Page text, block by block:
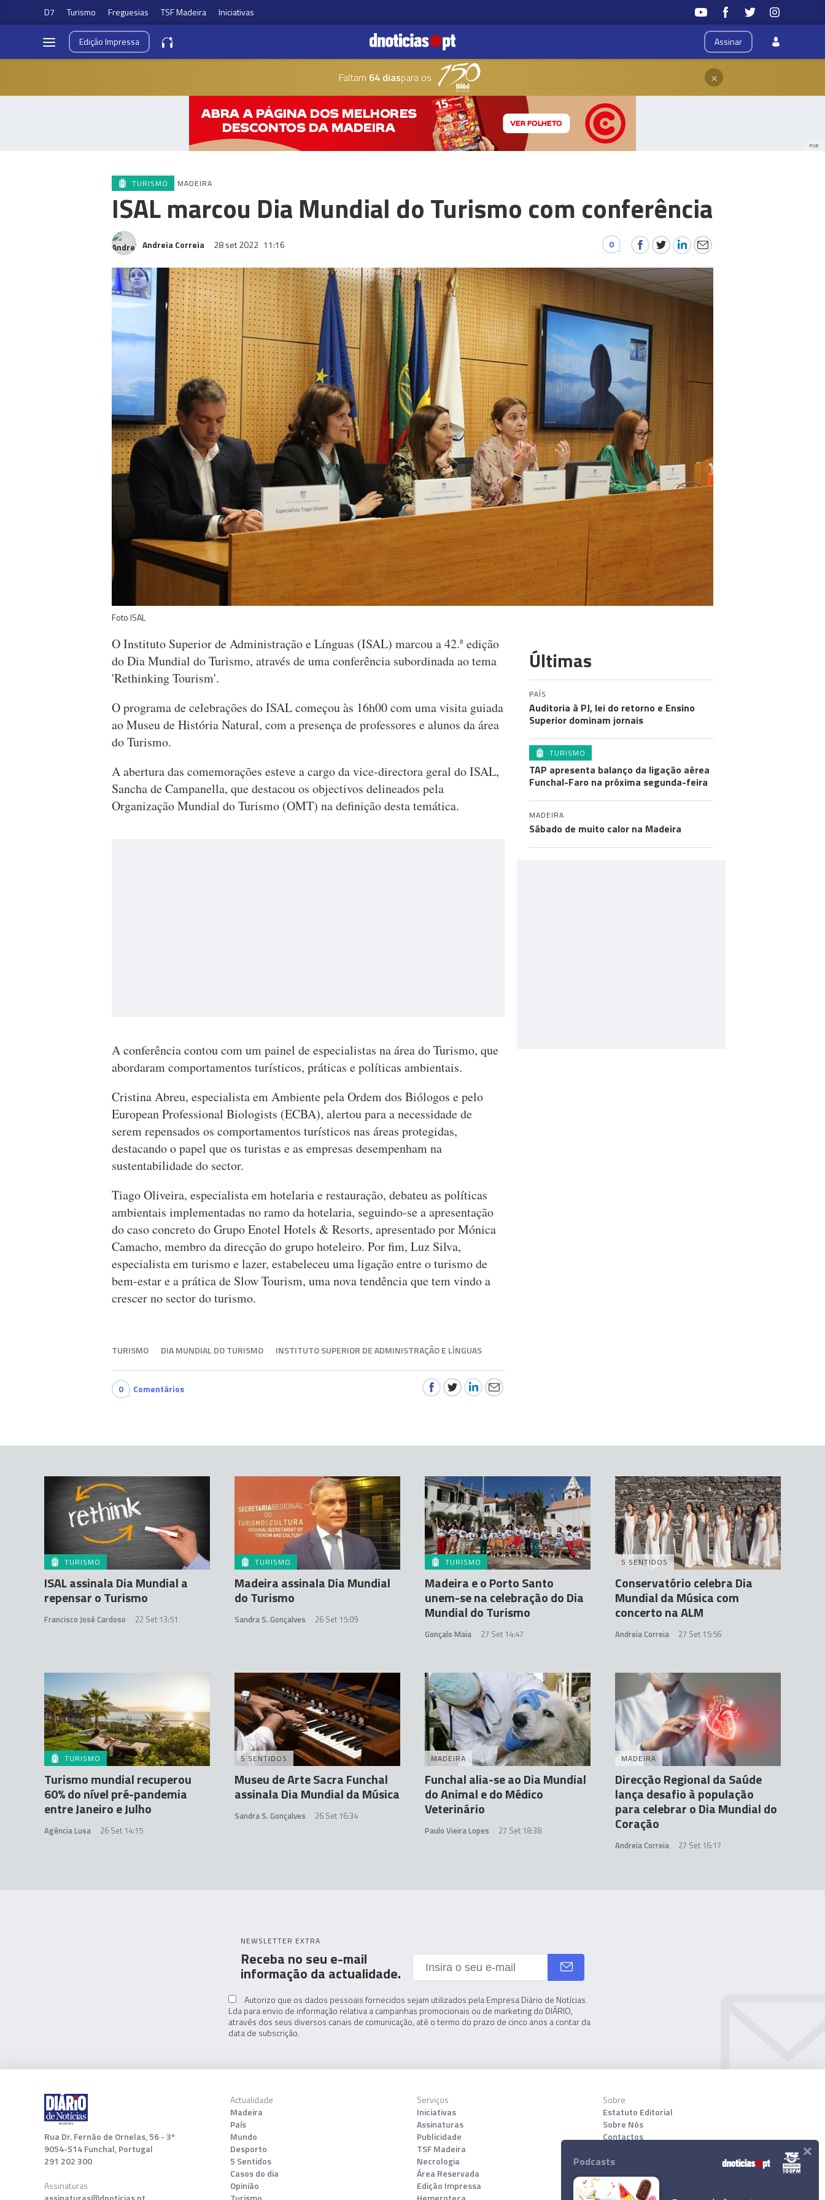
D7 Turismo Freguesias TSF Madeira Iniciativas
Assinar
EdiçãoImpressa
Faltam 64 diaspara os ×
PUB
TURISMO MADEIRA
ISAL marcou Dia Mundial do Turismo com conferência
Andreia Correia 28 set 2022 11:16 0
Foto ISAL
O Instituto Superior de Administração e Línguas (ISAL) marcou a 42.ª edição
do Dia Mundial do Turismo, através de uma conferência subordinada ao tema
'Rethinking Tourism'.
O programa de celebrações do ISAL começou às 16h00 com uma visita guiada
ao Museu de História Natural, com a presença de professores e alunos da área
do Turismo.
A abertura das comemorações esteve a cargo da vice-directora geral do ISAL,
Sancha de Campanella, que destacou os objectivos delineados pela
Organização Mundial do Turismo (OMT) na definição desta temática.
A conferência contou com um painel de especialistas na área do Turismo, que
abordaram comportamentos turísticos, práticas e políticas ambientais.
Cristina Abreu, especialista em Ambiente pela Ordem dos Biólogos e pelo
European Professional Biologists (ECBA), alertou para a necessidade de
serem repensados os comportamentos turísticos nas áreas protegidas,
destacando o papel que os turistas e as empresas desempenham na
sustentabilidade do sector.
Tiago Oliveira, especialista em hotelaria e restauração, debateu as políticas
ambientais implementadas no ramo da hotelaria, seguindo-se a apresentação
do caso concreto do Grupo Enotel Hotels & Resorts, apresentado por Mónica
Camacho, membro da direcção do grupo hoteleiro. Por fim, Luz Silva,
especialista em turismo e lazer, estabeleceu uma ligação entre o turismo de
bem-estar e a prática de Slow Tourism, uma nova tendência que tem vindo a
crescer no sector do turismo.
TURISMO DIA MUNDIAL DO TURISMO INSTITUTO SUPERIOR DE ADMINISTRAÇÃO E LÍNGUAS
0 Comentários
Últimas
PAÍS
Auditoria à PJ, lei do retorno e Ensino
Superior dominam jornais
TURISMO
TAP apresenta balanço da ligação aérea
Funchal-Faro na próxima segunda-feira
MADEIRA
Sábado de muito calor na Madeira
TURISMO
ISAL assinala Dia Mundial a
repensar o Turismo
Francisco José Cardoso 22 Set 13:51
TURISMO
Madeira assinala Dia Mundial
do Turismo
Sandra S. Gonçalves 26 Set 15:09
TURISMO
Madeira e o Porto Santo
unem-se na celebração do Dia
Mundial do Turismo
Gonçalo Maia 27 Set 14:47
5 SENTIDOS
Conservatório celebra Dia
Mundial da Música com
concerto na ALM
Andreia Correia 27 Set 15:56
TURISMO
Turismo mundial recuperou
60% do nível pré-pandemia
entre Janeiro e Julho
Agência Lusa 26 Set 14:15
5 SENTIDOS
Museu de Arte Sacra Funchal
assinala Dia Mundial da Música
Sandra S. Gonçalves 26 Set 16:34
MADEIRA
Funchal alia-se ao Dia Mundial
do Animal e do Médico
Veterinário
Paulo Vieira Lopes 27 Set 18:38
MADEIRA
Direcção Regional da Saúde
lança desafio à população
para celebrar o Dia Mundial do
Coração
Andreia Correia 27 Set 16:17
NEWSLETTER EXTRA
Receba no seu e-mail
informação da actualidade.
Autorizo que os dados pessoais fornecidos sejam utilizados pela Empresa Diário de Notícias.
Lda para envio de informação relativa a campanhas promocionais ou de marketing do DIÁRIO,
através dos seus diversos canais de comunicação, até o termo do prazo de cinco anos a contar da
data de subscrição.
Rua Dr. Fernão de Ornelas, 56 - 3º
9054-514 Funchal, Portugal
291 202 300
Assinaturas
Actualidade
Madeira
País
Mundo
Desporto
5 Sentidos
Casos do dia
Opinião
Serviços
Iniciativas
Assinaturas
Publicidade
TSF Madeira
Necrologia
Área Reservada
Edição Impressa
Sobre
Estatuto Editorial
Sobre Nós
Contactos
Download App
Podcasts ×